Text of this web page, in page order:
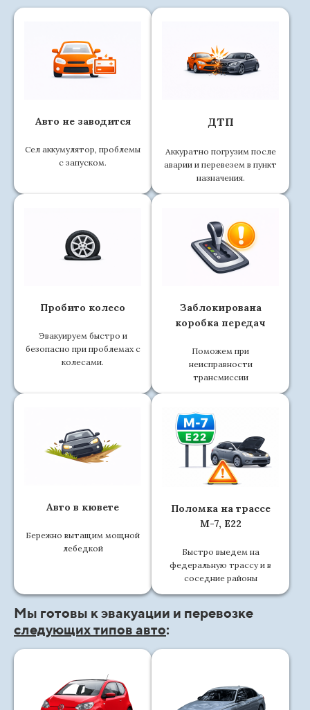
Авто не заводится
Сел аккумулятор, проблемы
с запуском.
ДТП
Аккуратно погрузим после
аварии и перевезем в пункт
назначения.
Пробито колесо
Эвакуируем быстро и
безопасно при проблемах с
колесами.
Заблокирована
коробка передач
Поможем при
неисправности
трансмиссии
Авто в кювете
Бережно вытащим мощной
лебедкой
Поломка на трассе
М-7, Е22
Быстро выедем на
федеральную трассу и в
соседние районы
Мы готовы к эвакуации и перевозке
следующих типов авто: